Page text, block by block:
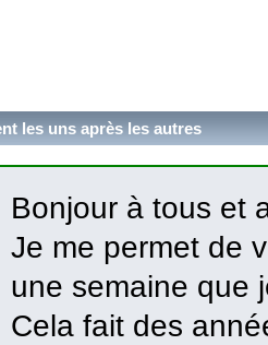
les uns après les autres
Bonjour à tous et
Je me permet de
une semaine que
Cela fait des